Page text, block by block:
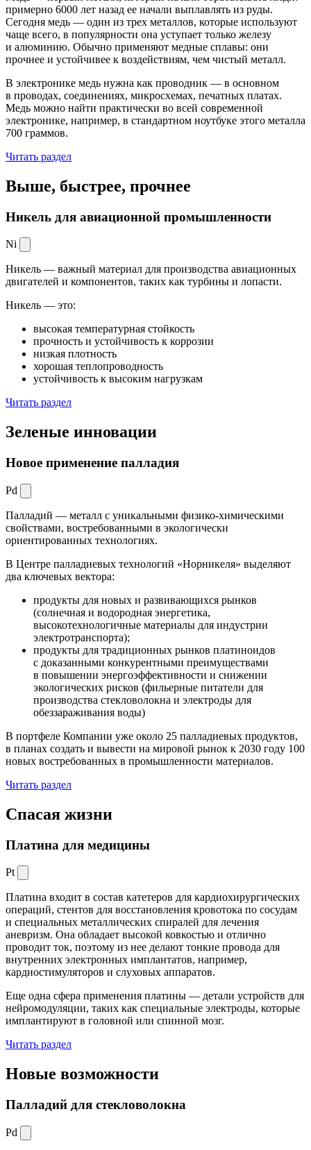
примерно 6000 лет назад ее начали выплавлять из руды.
Сегодня медь — один из трех металлов, которые используют
чаще всего, в популярности она уступает только железу
и алюминию. Обычно применяют медные сплавы: они
прочнее и устойчивее к воздействиям, чем чистый металл.
В электронике медь нужна как проводник — в основном
в проводах, соединениях, микросхемах, печатных платах.
Медь можно найти практически во всей современной
электронике, например, в стандартном ноутбуке этого металла
700 граммов.
Читать раздел
Выше, быстрее, прочнее
Никель для авиационной промышленности
Ni
Никель — важный материал для производства авиационных
двигателей и компонентов, таких как турбины и лопасти.
Никель — это:
высокая температурная стойкость
прочность и устойчивость к коррозии
низкая плотность
хорошая теплопроводность
устойчивость к высоким нагрузкам
Читать раздел
Зеленые инновации
Новое применение палладия
Pd
Палладий — металл с уникальными физико-химическими
свойствами, востребованными в экологически
ориентированных технологиях.
В Центре палладиевых технологий «Норникеля» выделяют
два ключевых вектора:
продукты для новых и развивающихся рынков
(солнечная и водородная энергетика,
высокотехнологичные материалы для индустрии
электротранспорта);
продукты для традиционных рынков платиноидов
с доказанными конкурентными преимуществами
в повышении энергоэффективности и снижении
экологических рисков (фильерные питатели для
производства стекловолокна и электроды для
обеззараживания воды)
В портфеле Компании уже около 25 палладиевых продуктов,
в планах создать и вывести на мировой рынок к 2030 году 100
новых востребованных в промышленности материалов.
Читать раздел
Спасая жизни
Платина для медицины
Pt
Платина входит в состав катетеров для кардиохирургических
операций, стентов для восстановления кровотока по сосудам
и специальных металлических спиралей для лечения
аневризм. Она обладает высокой ковкостью и отлично
проводит ток, поэтому из нее делают тонкие провода для
внутренних электронных имплантатов, например,
кардиостимуляторов и слуховых аппаратов.
Еще одна сфера применения платины — детали устройств для
нейромодуляции, таких как специальные электроды, которые
имплантируют в головной или спинной мозг.
Читать раздел
Новые возможности
Палладий для стекловолокна
Pd